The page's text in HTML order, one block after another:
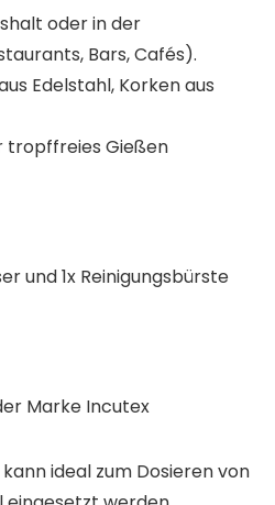
oder in der
Bars, Cafés).
Edelstahl, Korken aus
tropffreies Gießen
und 1x Reinigungsbürste
Marke Incutex
ideal zum Dosieren von